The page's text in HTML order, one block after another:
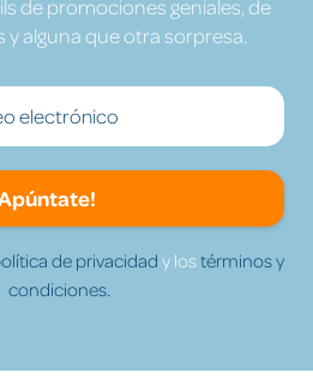
de promociones geniales, de
alguna que otra sorpresa.
de privacidad y lostérminos y
condiciones.